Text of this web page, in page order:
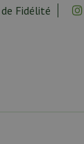
Fidélité